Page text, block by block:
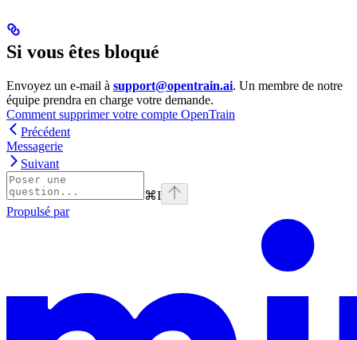
Si vous êtes bloqué
Envoyez un e-mail à support@opentrain.ai. Un membre de notre
équipe prendra en charge votre demande.
Comment supprimer votre compte OpenTrain
Précédent
Messagerie
Suivant
⌘I
Propulsé par